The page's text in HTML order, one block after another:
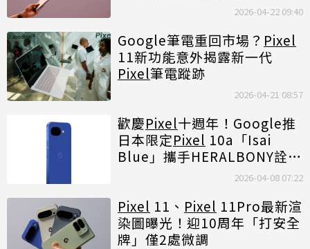
2026-04-22 09:40
Google筆電重回市場？ Pixel
11新功能意外揭露新一代
Pixel筆電蹤跡
2026-04-21 08:57
歡慶Pixel十週年！Google推
日本限定Pixel 10a「Isai
Blue」攜手HERALBONY詮釋
2026-04-08 07:22
Pixel 11、 Pixel 11Pro最新渲
染圖曝光！迎10周年「打安全
牌」僅2處微調